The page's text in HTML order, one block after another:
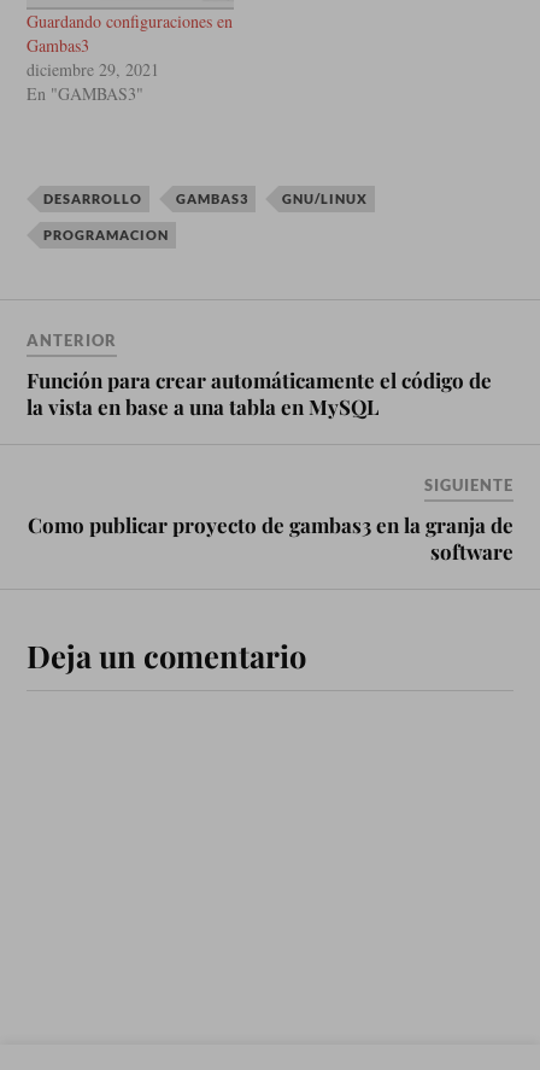
Guardando configuraciones en
Gambas3
diciembre 29, 2021
En "GAMBAS3"
DESARROLLO GAMBAS3 GNU/LINUX
PROGRAMACION
ANTERIOR
Función para crear automáticamente el código de
la vista en base a una tabla en MySQL
SIGUIENTE
Como publicar proyecto de gambas3 en la granja de
software
Deja un comentario